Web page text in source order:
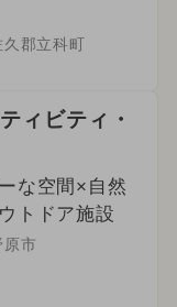
郡立科町
ィビティ・
な空間×自然
トドア施設
市